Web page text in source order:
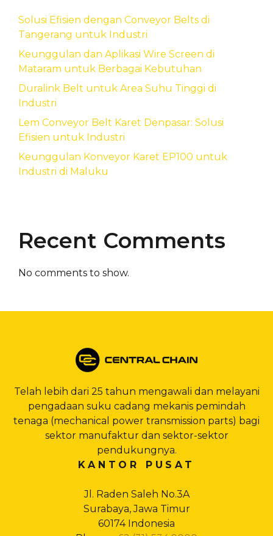
Solusi Efisien dengan Conveyor Belts di
Tangerang untuk Industri
Keunggulan dan Aplikasi Wire Screen di
Mataram untuk Berbagai Kebutuhan
Duralink Belt untuk Area Suhu Tinggi di
Industri
Lem Conveyor Belt Karet Denpasar: Solusi
Efisien untuk Industri
Keunggulan Konveyor Karet EP100 untuk
Industri di Maluku
Recent Comments
No comments to show.
Telah lebih dari 25 tahun mengawali dan melayani
pengadaan suku cadang mekanis pemindah
tenaga (mechanical power transmission parts) bagi
sektor manufaktur dan sektor-sektor
pendukungnya.
KANTOR PUSAT
Jl. Raden Saleh No.3A
Surabaya, Jawa Timur
60174 Indonesia